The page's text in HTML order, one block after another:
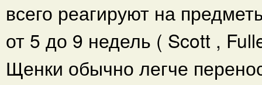
всего реагируют на
от 5 до 9 недель ( Scott ,
Щенки обычно легче